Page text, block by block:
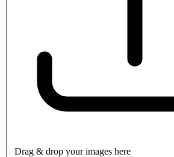
Drag & drop your images here